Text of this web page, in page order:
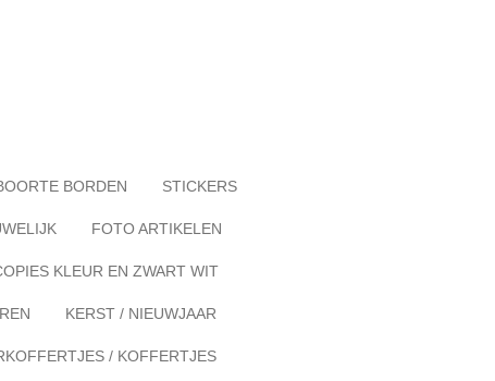
BORDEN STICKERS
FOTO ARTIKELEN
KLEUR EN ZWART WIT
KERST / NIEUWJAAR
/ KOFFERTJES